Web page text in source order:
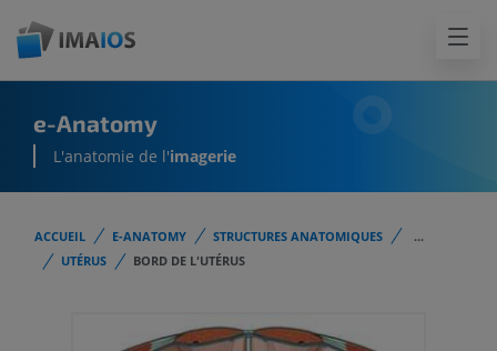
e-Anatomy
L'anatomie de l'imagerie
ACCUEIL E-ANATOMY STRUCTURES ANATOMIQUES
...
UTÉRUS
BORD DE L'UTÉRUS